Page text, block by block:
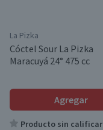
La Pizka
Cóctel Sour La Pizka
Maracuyá 24° 475 cc
Agregar
Producto sin calificar